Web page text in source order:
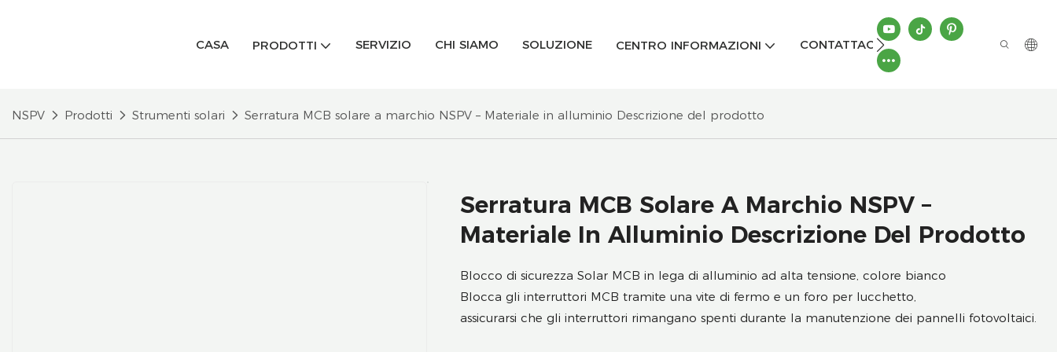
CASA PRODOTTI SERVIZIO CHI SIAMO SOLUZIONE CENTRO INFORMAZIONI CONTATTACI
NSPV Prodotti Strumenti solari Serratura MCB solare a marchio NSPV – Materiale in alluminio Descrizione del prodotto
Serratura MCB Solare A Marchio NSPV –
Materiale In Alluminio Descrizione Del Prodotto
Blocco di sicurezza Solar MCB in lega di alluminio ad alta tensione, colore bianco
Blocca gli interruttori MCB tramite una vite di fermo e un foro per lucchetto,
assicurarsi che gli interruttori rimangano spenti durante la manutenzione dei pannelli fotovoltaici.